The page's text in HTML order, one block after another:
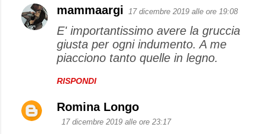
mammaargi 17 dicembre 2019 alle ore 19:08
E' importantissimo avere la gruccia
giusta per ogni indumento. A me
piacciono tanto quelle in legno.
RISPONDI
Romina Longo
17 dicembre 2019 alle ore 23:17